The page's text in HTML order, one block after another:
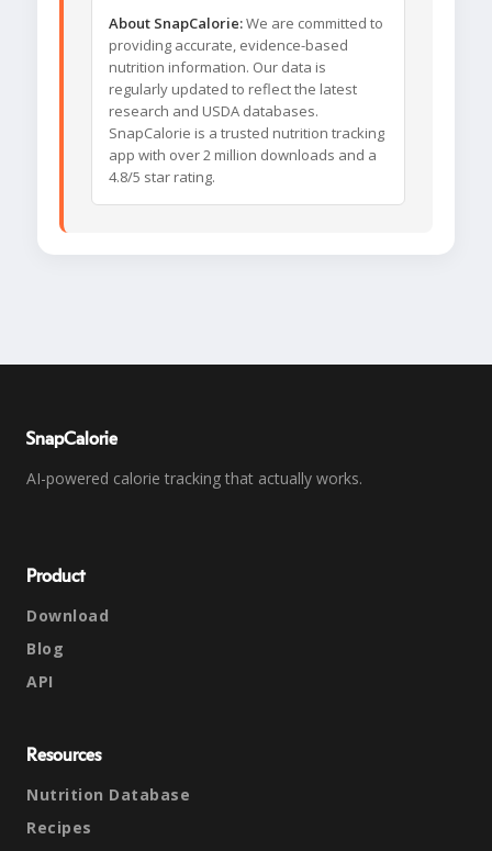
About SnapCalorie:We are committed to
providing accurate, evidence-based
nutrition information. Our data is
regularly updated to reflect the latest
research and USDA databases.
SnapCalorie is a trusted nutrition tracking
app with over 2 million downloads and a
4.8/5 star rating.
SnapCalorie
AI-powered calorie tracking that actually works.
Product
Download
Blog
API
Resources
Nutrition Database
Recipes